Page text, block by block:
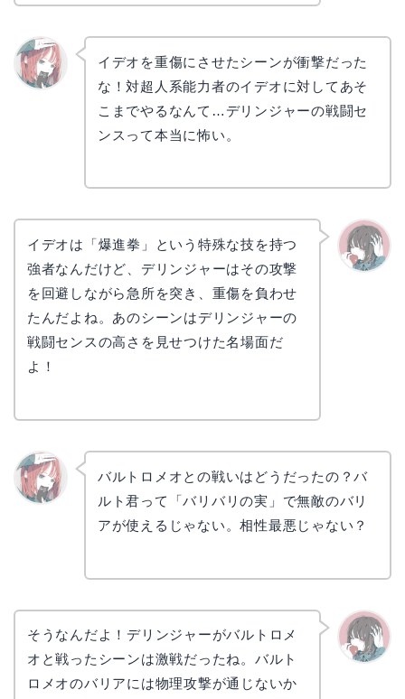
イデオを重傷にさせたシーンが衝撃だった
な！対超人系能力者のイデオに対してあそ
こまでやるなんて…デリンジャーの戦闘セ
ンスって本当に怖い。
イデオは「爆進拳」という特殊な技を持つ
強者なんだけど、デリンジャーはその攻撃
を回避しながら急所を突き、重傷を負わせ
たんだよね。あのシーンはデリンジャーの
戦闘センスの高さを見せつけた名場面だ
よ！
バルトロメオとの戦いはどうだったの？バ
ルト君って「バリバリの実」で無敵のバリ
アが使えるじゃない。相性最悪じゃない？
そうなんだよ！デリンジャーがバルトロメ
オと戦ったシーンは激戦だったね。バルト
ロメオのバリアには物理攻撃が通じないか